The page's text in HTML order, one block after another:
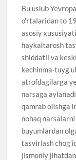
Bu uslub
o’rtalaridan to
asosiy
haykaltarosh
shiddatli va
kechinma-
atrofdagilarga
narsaga
qamrab olishga
nohaq
buyumlardan
tasvirlash
jismoniy